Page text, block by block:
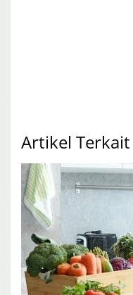
Artikel Terkait